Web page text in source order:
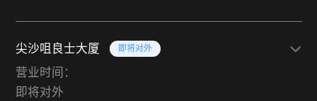
尖沙咀良士大厦 即将对外
营业时间：
即将对外